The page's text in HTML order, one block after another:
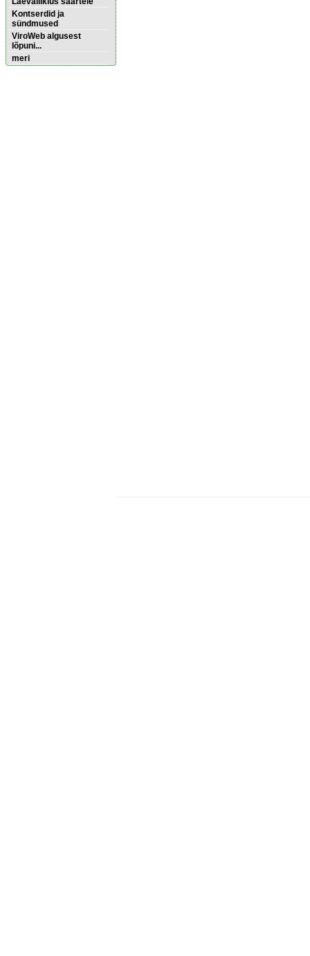
Kontserdid ja
sündmused
ViroWeb algusest
lõpuni...
meri